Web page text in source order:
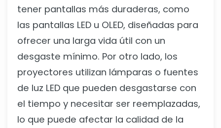
tener pantallas más duraderas, como
las pantallas LED u OLED, diseñadas para
ofrecer una larga vida útil con un
desgaste mínimo. Por otro lado, los
proyectores utilizan lámparas o fuentes
de luz LED que pueden desgastarse con
el tiempo y necesitar ser reemplazadas,
lo que puede afectar la calidad de la